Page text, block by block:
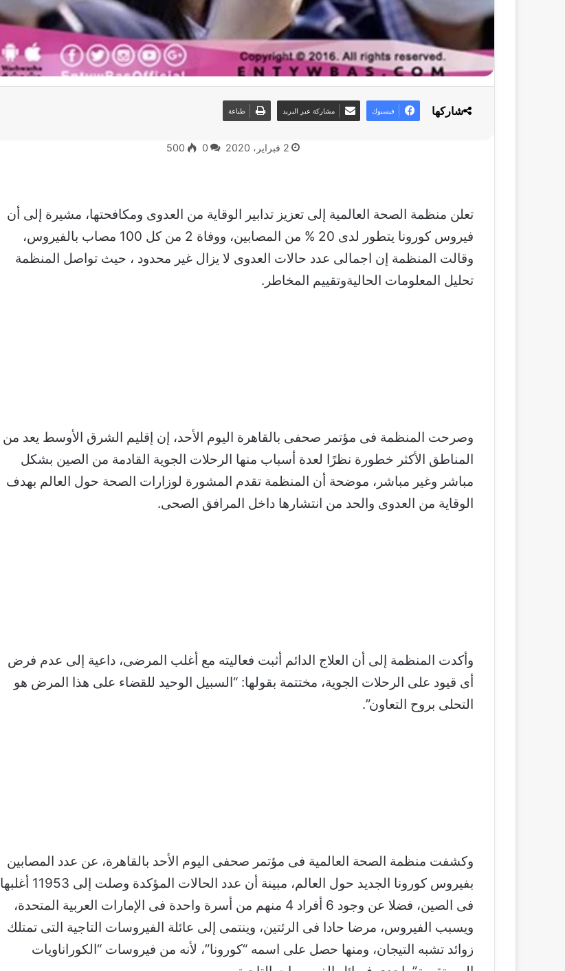
2 فبراير، 2020 0
500
تعلن منظمة الصحة العالمية إلى تعزيز تدابير الوقاية من العدوى ومكافحتها، مشيرة إلى أن
فيروس كورونا يتطور لدى 20 % من المصابين، ووفاة 2 من كل 100 مصاب بالفيروس،
وقالت المنظمة إن اجمالى عدد حالات العدوى لا يزال غير محدود ، حيث تواصل المنظمة
تحليل المعلومات الحاليةوتقييم المخاطر.
وصرحت المنظمة فى مؤتمر صحفى بالقاهرة اليوم الأحد، إن إقليم الشرق الأوسط يعد من
المناطق الأكثر خطورة نظرًا لعدة أسباب منها الرحلات الجوية القادمة من الصين بشكل
مباشر وغير مباشر، موضحة أن المنظمة تقدم المشورة لوزارات الصحة حول العالم بهدف
الوقاية من العدوى والحد من انتشارها داخل المرافق الصحى.
وأكدت المنظمة إلى أن العلاج الدائم أثبت فعاليته مع أغلب المرضى، داعية إلى عدم فرض
أى قيود على الرحلات الجوية، مختتمة بقولها: “السبيل الوحيد للقضاء على هذا المرض هو
التحلى بروح التعاون”.
وكشفت منظمة الصحة العالمية فى مؤتمر صحفى اليوم الأحد بالقاهرة، عن عدد المصابين
بفيروس كورونا الجديد حول العالم، مبينة أن عدد الحالات المؤكدة وصلت إلى 11953 أغلبها
فى الصين، فضلا عن وجود 6 أفراد 4 منهم من أسرة واحدة فى الإمارات العربية المتحدة،
ويسبب الفيروس، مرضا حادا فى الرئتين، وينتمى إلى عائلة الفيروسات التاجية التى تمتلك
زوائد تشبه التيجان، ومنها حصل على اسمه “كورونا”، لأنه من فيروسات “الكوراناويات
شاركها فيسبوك مشاركة عبر البريد طباعة